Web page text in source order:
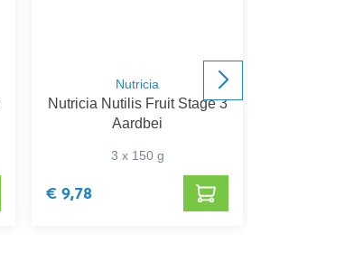
Nutricia
Nutricia Nutilis Fruit Stage 3
Aardbei
3 x 150 g
€ 9,78